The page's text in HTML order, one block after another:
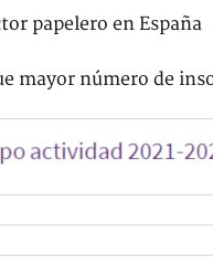
mayor número de